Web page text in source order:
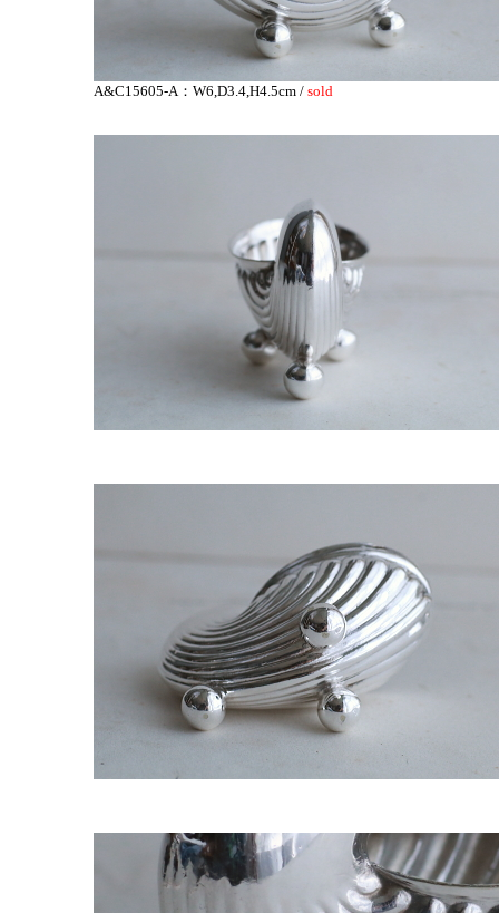
A&C15605-A：W6,D3.4,H4.5cm / sold